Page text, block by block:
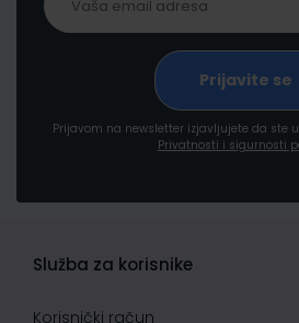
Prijavom na newsletter izjavljujete da ste
Privatnosti i sigurnosti
Služba za korisnike
Korisnički račun